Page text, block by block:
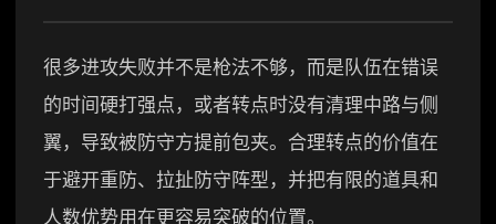
很多进攻失败并不是枪法不够，而是队伍在错误
的时间硬打强点，或者转点时没有清理中路与侧
翼，导致被防守方提前包夹。合理转点的价值在
于避开重防、拉扯防守阵型，并把有限的道具和
人数优势用在更容易突破的位置。